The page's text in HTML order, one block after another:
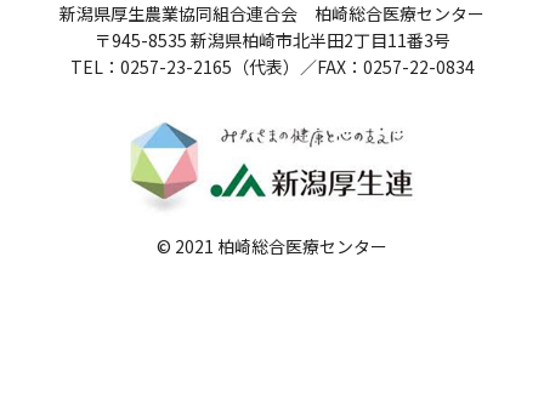
病院誌
個人情報保護方針
反社会的勢力に対する基本方針
院内感染対策指針
新潟県厚生農業協同組合連合会 柏崎総合医療センター
〒945-8535 新潟県柏崎市北半田2丁目11番3号
TEL：0257-23-2165（代表）／FAX：0257-22-0834
© 2021 柏崎総合医療センター